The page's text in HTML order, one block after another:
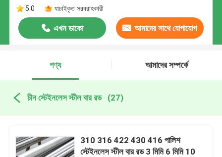
5.0
যাচাইকৃত সরবরাহকারী
এখন ডাকো আমাদের সাথে যোগাযোগ
পণ্য
আমাদের সম্পর্কে
চীন স্টেইনলেস স্টীল বার রড (27)
310 316 422 430 416 পালিশ
স্টেইনলেস স্টীল বার রড 3 মিমি 6 মিমি 10